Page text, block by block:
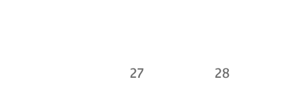
0
27
0
28